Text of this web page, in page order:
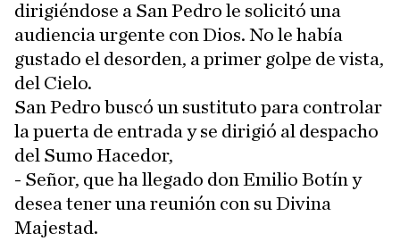
dirigiéndose a San Pedro le solicitó una
audiencia urgente con Dios. No le había
gustado el desorden, a primer golpe de vista,
del Cielo.
San Pedro buscó un sustituto para controlar
la puerta de entrada y se dirigió al despacho
del Sumo Hacedor,
- Señor, que ha llegado don Emilio Botín y
desea tener una reunión con su Divina
Majestad.